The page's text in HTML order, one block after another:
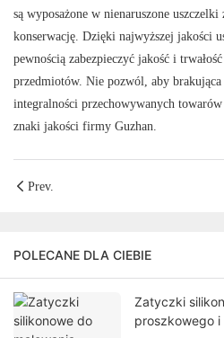
są wyposażone w nienaruszone
konserwację. Dzięki najwyższej jakości
pewnością zabezpieczyć jakość i
przedmiotów. Nie pozwól, aby brakująca
integralności przechowywanych
znaki jakości firmy Guzhan.
Prev.
POLECANE DLA CIEBIE
Zatyczki
proszkowego